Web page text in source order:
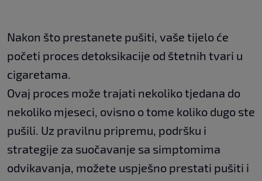
Nakon što prestanete pušiti, vaše tijelo će
početi proces detoksikacije od štetnih tvari u
cigaretama.
Ovaj proces može trajati nekoliko tjedana do
nekoliko mjeseci, ovisno o tome koliko dugo ste
pušili. Uz pravilnu pripremu, podršku i
strategije za suočavanje sa simptomima
odvikavanja, možete uspješno prestati pušiti i